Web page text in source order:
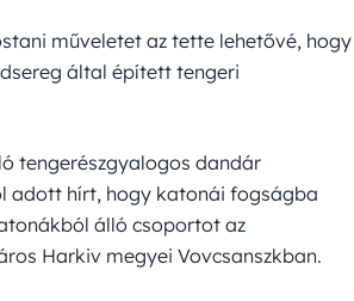
műveletet az tette lehetővé, hogy
által épített tengeri
tengerészgyalogos dandár
adott hírt, hogy katonái fogságba
álló csoportot az
Harkiv megyei Vovcsanszkban.